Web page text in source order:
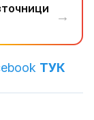
→
ТУК